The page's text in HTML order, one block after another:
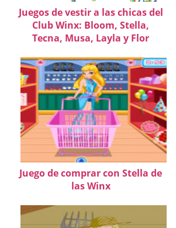
Juegos de vestir a las chicas del
Club Winx: Bloom, Stella,
Tecna, Musa, Layla y Flor
Juego de comprar con Stella de
las Winx